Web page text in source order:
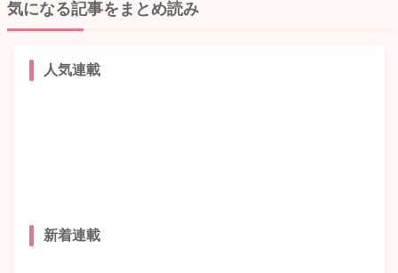
気になる記事をまとめ読み
人気連載
新着連載